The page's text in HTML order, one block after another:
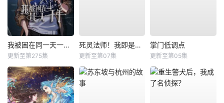
我被困在同一天一千年动态漫
更新至第275集
死灵法师！我即是天灾
更新至第07集
掌门低调点
更新至第05集